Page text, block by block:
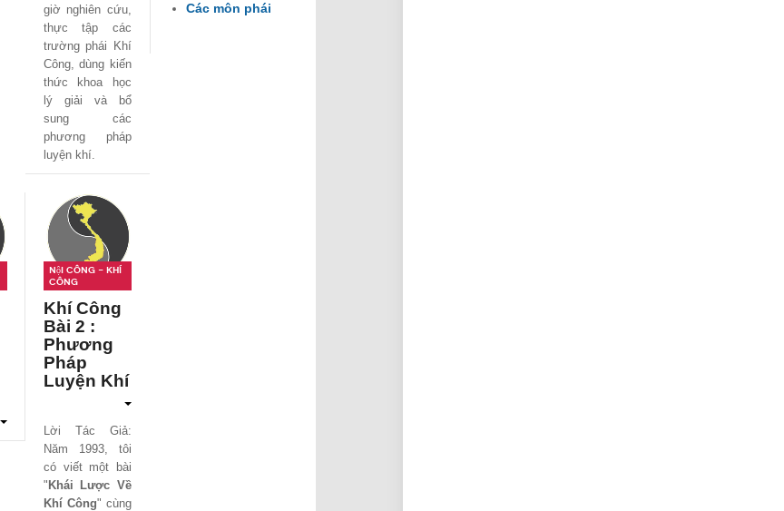
giờ nghiên cứu,
thực tập các
trường phái Khí
Công, dùng kiến
thức khoa học
lý giải và bổ
sung các
phương pháp
luyện khí.
Nội công - Khí
công
Khí Công
Bài 2 :
Phương
Pháp
Luyện Khí
Lời Tác Giả:
Năm 1993, tôi
có viết một bài
"Khái Lược Về
Khí Công" cùng
Các môn phái